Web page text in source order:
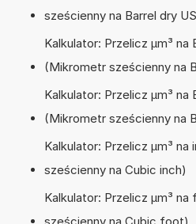
sześcienny na Barrel dry
Kalkulator: Przelicz µm³ na
(Mikrometr sześcienny na
Kalkulator: Przelicz µm³ na
(Mikrometr sześcienny na
Kalkulator: Przelicz µm³ na
sześcienny na Cubic inch)
Kalkulator: Przelicz µm³
sześcienny na Cubic foot)